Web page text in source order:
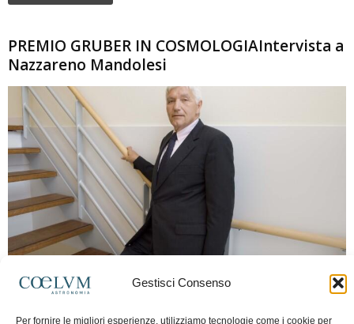
Gestisci Consenso
Per fornire le migliori esperienze, utilizziamo tecnologie come i cookie per
PREMIO GRUBER IN COSMOLOGIAIntervista a
Nazzareno Mandolesi
Frida Paolella - 16 Giugno 2026 0
spaziale europea e della missione Planck. Il dialogo ripercorre i principali